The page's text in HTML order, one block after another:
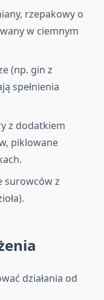
rzepakowy o
w ciemnym
(np. gin z
spełnienia
z dodatkiem
piklowane
surowców z
działania od